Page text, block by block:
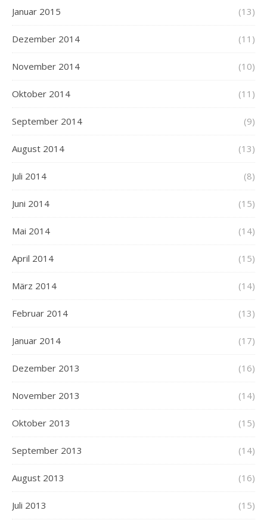
Januar 2015 (13)
Dezember 2014 (11)
November 2014 (10)
Oktober 2014 (11)
September 2014 (9)
August 2014 (13)
Juli 2014 (8)
Juni 2014 (15)
Mai 2014 (14)
April 2014 (15)
März 2014 (14)
Februar 2014 (13)
Januar 2014 (17)
Dezember 2013 (16)
November 2013 (14)
Oktober 2013 (15)
September 2013 (14)
August 2013 (16)
Juli 2013 (15)